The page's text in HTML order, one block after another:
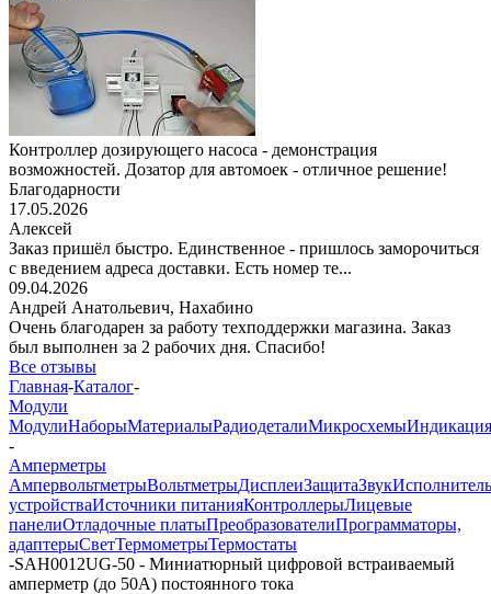
Контроллер дозирующего насоса - демонстрация
возможностей. Дозатор для автомоек - отличное решение!
Благодарности
17.05.2026
Алексей
Заказ пришёл быстро. Единственное - пришлось заморочиться
с введением адреса доставки. Есть номер те...
09.04.2026
Андрей Анатольевич, Нахабино
Очень благодарен за работу техподдержки магазина. Заказ
был выполнен за 2 рабочих дня. Спасибо!
Все отзывы
Главная-Каталог-
Модули
МодулиНаборыМатериалыРадиодеталиМикросхемыИндикация
-
Амперметры
АмпервольтметрыВольтметрыДисплеиЗащитаЗвук
устройстваИсточники питанияКонтроллерыЛицевые
панелиОтладочные платыПреобразователиПрограмматоры,
адаптерыСветТермометрыТермостаты
-SAH0012UG-50 - Миниатюрный цифровой встраиваемый
амперметр (до 50А) постоянного тока